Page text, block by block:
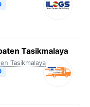
Tasikmalaya
Tasikmalaya